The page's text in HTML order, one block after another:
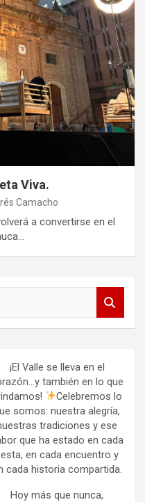
Viva.
Camacho
a convertirse en el
¡El Valle se lleva en el
también en lo que
Celebremos lo
somos: nuestra alegría,
tradiciones y ese
que ha estado en cada
en cada encuentro y
cada historia compartida.
Hoy más que nunca,